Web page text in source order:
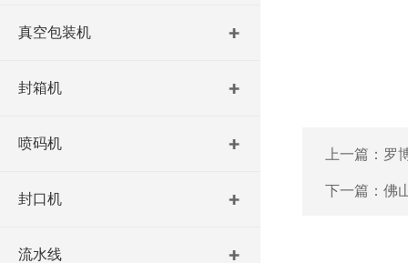
真空包装机
封箱机
喷码机
封口机
流水线
上一篇： 罗
下一篇： 佛